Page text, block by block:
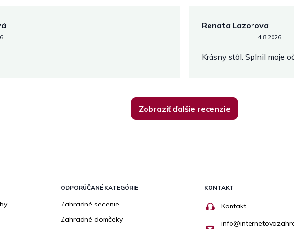
5 z 5 hviezdičiek.
Renata Lazorova
Hodnotenie obchodu je 5 z
| 4.8.2026
Krásny stôl. Splnil moje
Zobraziť ďalšie recenzie
ODPORÚČANÉ KATEGÓRIE
Zahradné sedenie
Zahradné domčeky
KONTAKT
Kontakt
info@